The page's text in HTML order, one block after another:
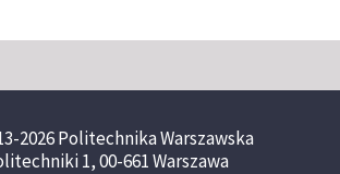
2026 Politechnika Warszawska
1, 00-661 Warszawa